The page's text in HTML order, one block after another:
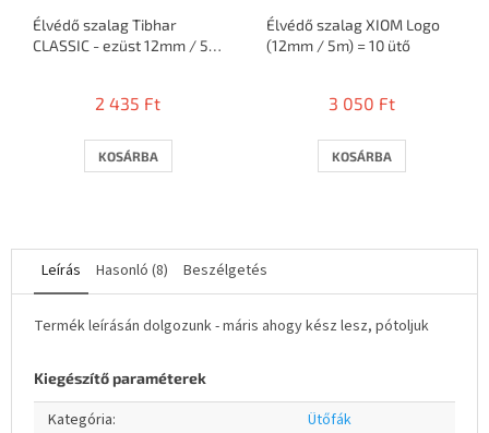
Élvédő szalag Tibhar
CLASSIC - ezüst 12mm / 5m
2 435 Ft
KOSÁRBA
Élvédő szalag XIOM Logo
(12mm / 5m) = 10 ütő
3 050 Ft
KOSÁRBA
Leírás Hasonló (8) Beszélgetés
Termék leírásán dolgozunk - máris ahogy kész lesz, pótoljuk
Kiegészítő paraméterek
Kategória:
Ütőfák